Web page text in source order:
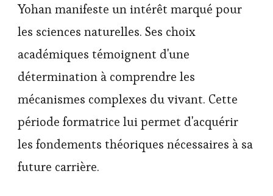
Yohan manifeste un intérêt marqué pour
les sciences naturelles. Ses choix
académiques témoignent d'une
détermination à comprendre les
mécanismes complexes du vivant. Cette
période formatrice lui permet d'acquérir
les fondements théoriques nécessaires à sa
future carrière.